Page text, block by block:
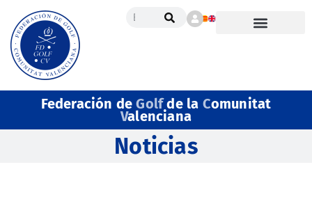
Federación deGolfde la Comunitat
Valenciana
Noticias